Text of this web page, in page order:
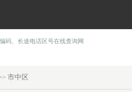
码、长途电话区号在线查询网
市中区